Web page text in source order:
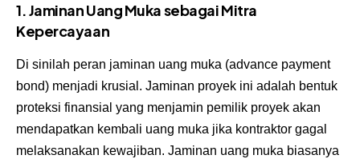
1. Jaminan Uang Muka sebagai Mitra
Kepercayaan
Di sinilah peran jaminan uang muka (advance payment
bond) menjadi krusial. Jaminan proyek ini adalah bentuk
proteksi finansial yang menjamin pemilik proyek akan
mendapatkan kembali uang muka jika kontraktor gagal
melaksanakan kewajiban. Jaminan uang muka biasanya